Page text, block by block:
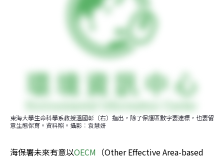
東海大學生命科學系教授溫國彰（右）指出，除了保護區數字要達標，也要留
意生態保育。資料照。攝影︰袁慧妍
海保署未來有意以OECM （Other Effective Area-based